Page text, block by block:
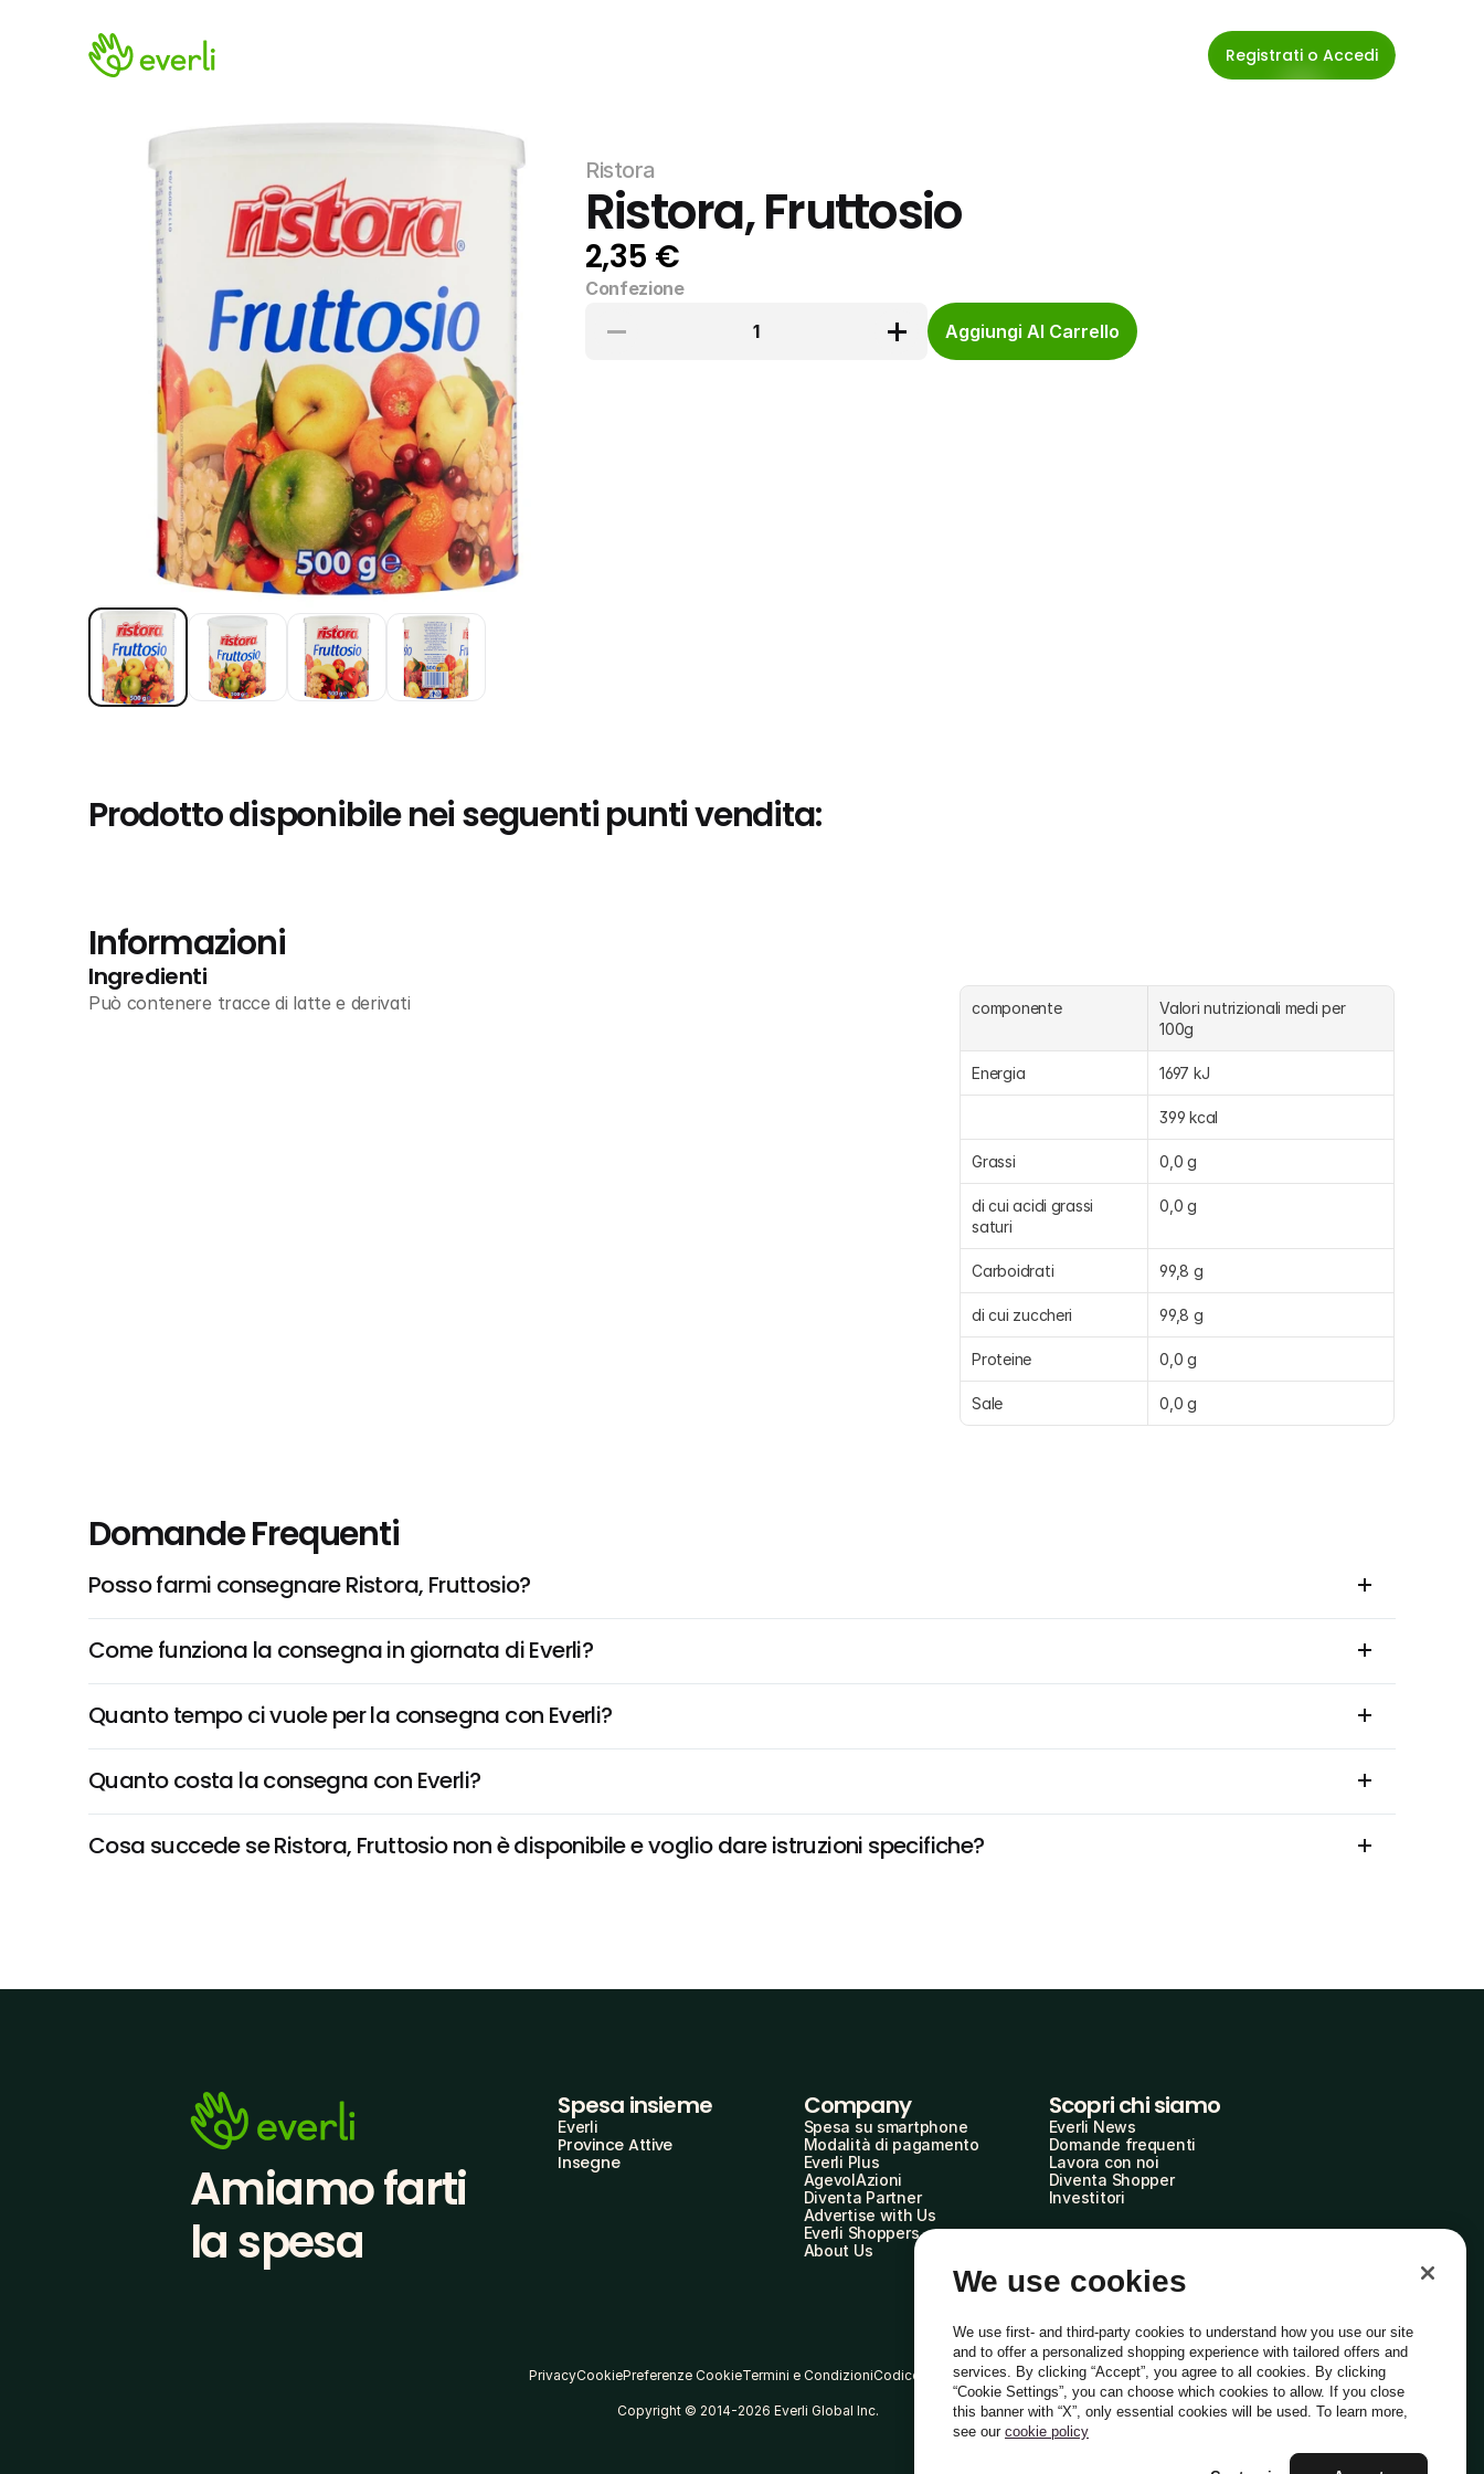
Registrati o Accedi
Ristora
Ristora, Fruttosio
2,35 €
Confezione
1
Aggiungi Al Carrello
Prodotto disponibile nei seguenti punti vendita:
Informazioni
Ingredienti
Può contenere tracce di latte e derivati componente
Valori nutrizionali medi per
100g
Energia 1697 kJ
399 kcal
Grassi 0,0 g
di cui acidi grassi
saturi
0,0 g
Carboidrati 99,8 g
di cui zuccheri 99,8 g
Proteine 0,0 g
Sale 0,0 g
Domande Frequenti
Posso farmi consegnare Ristora, Fruttosio?
Come funziona la consegna in giornata di Everli?
Quanto tempo ci vuole per la consegna con Everli?
Quanto costa la consegna con Everli?
Cosa succede se Ristora, Fruttosio non è disponibile e voglio dare istruzioni specifiche?
Amiamo farti
la spesa
Spesa insieme
Everli
Province Attive
Insegne
Company
Spesa su smartphone
Modalità di pagamento
Everli Plus
AgevolAzioni
Diventa Partner
Advertise with Us
Everli Shoppers
About Us
Scopri chi siamo
Everli News
Domande frequenti
Lavora con noi
Diventa Shopper
Investitori
PrivacyCookiePreferenze CookieTermini e CondizioniCodice Etico
Copyright © 2014-2026 Everli Global Inc. Italiano
We use cookies
We use first- and third-party cookies to understand how you use our site
and to offer a personalized shopping experience with tailored offers and
services. By clicking “Accept”, you agree to all cookies. By clicking
“Cookie Settings”, you can choose which cookies to allow. If you close
this banner with “X”, only essential cookies will be used. To learn more,
see our cookie policy